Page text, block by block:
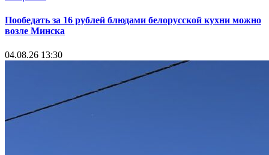
Пообедать за 16 рублей блюдами белорусской кухни можно
возле Минска
04.08.26 13:30